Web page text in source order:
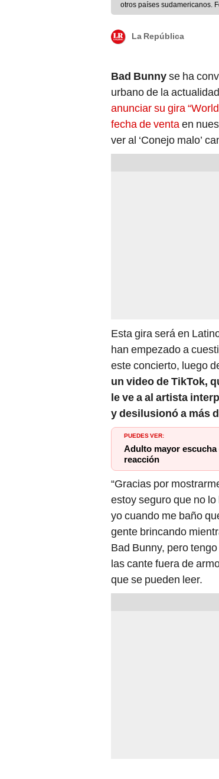
otros países sudamericanos.
La República
Bad Bunnyse ha
urbano de la
anunciar su gira
fecha de ventaen
ver al ‘Conejo malo’
Esta gira será en
han empezado a
este concierto, luego
un video de TikTok,
le ve a al artista
y desilusionó a más
PUEDES VER:
Adulto mayor
reacción
“Gracias por
estoy seguro que no lo
yo cuando me baño
gente brincando
Bad Bunny, pero
las cante fuera de
que se pueden leer.